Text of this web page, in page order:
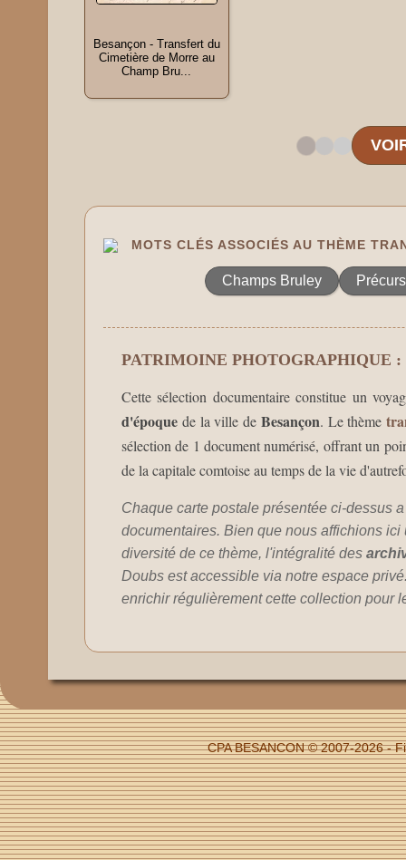
Besançon - Transfert du
Cimetière de Morre au
Champ Bru...
MOTS CLÉS ASSOCIÉS AU THÈME
Champs Bruley
PATRIMOINE PHOTOGRAPHIQUE :
Cette sélection documentaire constitue un
d'époque de la ville de Besançon. Le thème
sélection de 1 document numérisé, offrant un
de la capitale comtoise au temps de la vie
Chaque carte postale présentée ci-dessus
documentaires. Bien que nous affichions
diversité de ce thème, l'intégralité des
Doubs est accessible via notre espace
enrichir régulièrement cette collection pour
CPA BESANCON © 2007-2026 -